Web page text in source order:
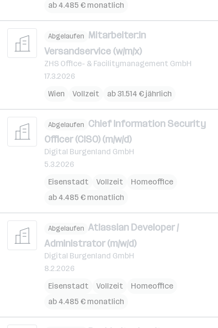
ab 4.485 € monatlich
Abgelaufen Mitarbeiter:in
Versandservice (w/m/x)
ZHS Office- & Facilitymanagement GmbH
17.3.2026
Wien
Vollzeit ab 31.514 € jährlich
Abgelaufen Chief Information Security
Officer (CISO) (m/w/d)
Digital Burgenland GmbH
5.3.2026
Eisenstadt
Vollzeit
Homeoffice
ab 4.485 € monatlich
Abgelaufen Atlassian Developer /
Administrator (m/w/d)
Digital Burgenland GmbH
8.2.2026
Eisenstadt
Vollzeit
Homeoffice
ab 4.485 € monatlich